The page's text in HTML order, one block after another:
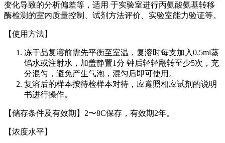
变化导致的分析偏差等，适用 于实验室进行丙氨酸氨基转移
酶检测的室内质量控制、试剂方法评价、实验室能力验证等。
【使用方法】
冻干品复溶前需先平衡至室温，复溶时每支加入0.5ml蒸
馅水或注射水，加盖静置1分 钟后轻轻翻转至少5次，充
分混匀，避免产生气泡，混匀后即可使用。
复溶后的样本按待检样本对待，应遵照相应试剂的说明
书进行操作。
【储存条件及有效期】2〜8C保存，有效期2年。
【浓度水平】